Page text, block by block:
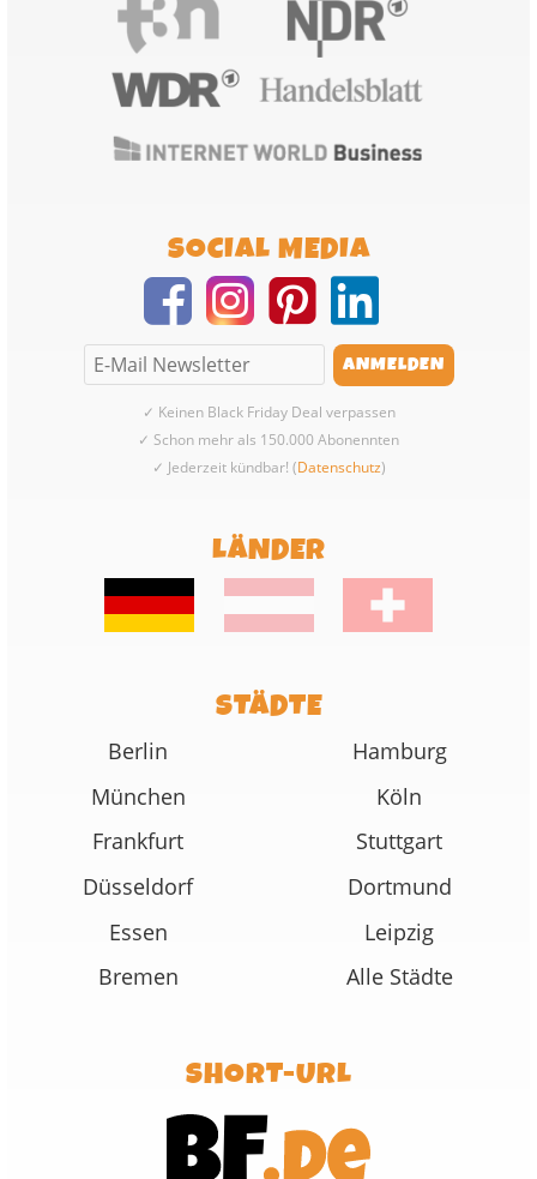
SOCIAL MEDIA
✓ Keinen Black Friday Deal verpassen
✓ Schon mehr als 150.000 Abonennten
✓ Jederzeit kündbar! (Datenschutz)
LÄNDER
STÄDTE
Berlin
Hamburg
München
Köln
Frankfurt
Stuttgart
Düsseldorf
Dortmund
Essen
Leipzig
Bremen
Alle Städte
SHORT-URL